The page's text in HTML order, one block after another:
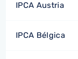
IPCA Austria
IPCA Bélgica